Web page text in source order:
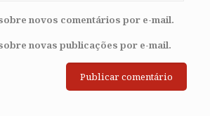
novos comentários por e-mail.
novas publicações por e-mail.